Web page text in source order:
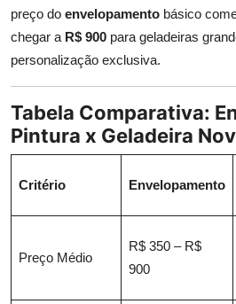
preço do envelopamento básico
chegar a R$ 900 para geladeiras
personalização exclusiva.
Tabela Comparativa:
Pintura x Geladeira
Critério Envelopamento
Preço Médio
R$ 350 – R$
900